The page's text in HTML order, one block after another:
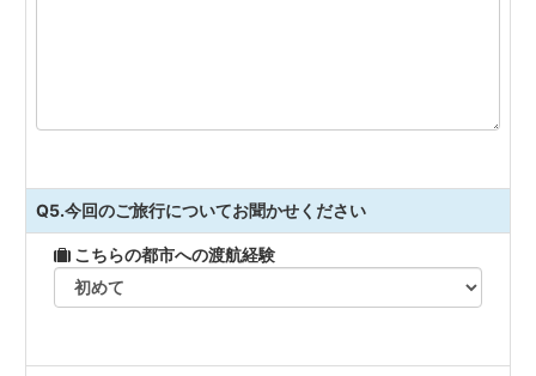
Q5.今回のご旅行についてお聞かせください
こちらの都市への渡航経験